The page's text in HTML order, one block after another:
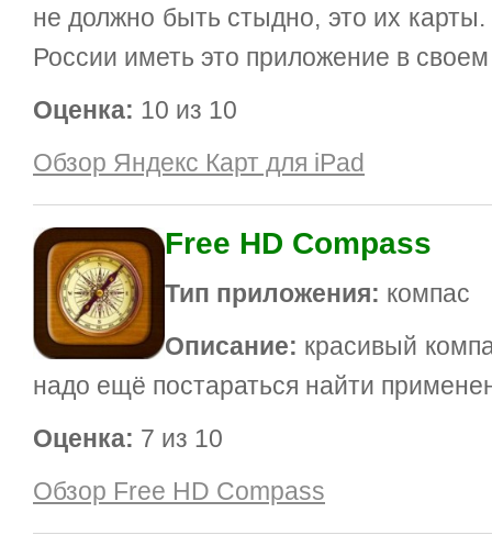
не должно быть стыдно, это их
России иметь это приложение в
Оценка: 10 из 10
Обзор Яндекс Карт для iPad
Free HD Compass
Тип приложения: компас
Описание: красивый
надо ещё постараться найти
Оценка: 7 из 10
Обзор Free HD Compass